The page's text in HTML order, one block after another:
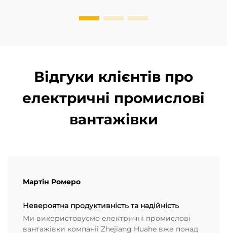
Відгуки клієнтів про
електричні промислові
вантажівки
Мартін Ромеро
Невероятна продуктивність та надійність
Ми використовуємо електричні промислові
вантажівки компанії Zhejiang Huahe вже понад